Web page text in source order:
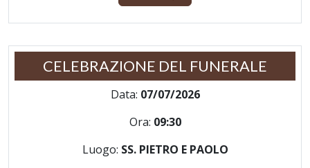
CELEBRAZIONE DEL FUNERALE
Data: 07/07/2026
Ora: 09:30
Luogo: SS. PIETRO E PAOLO